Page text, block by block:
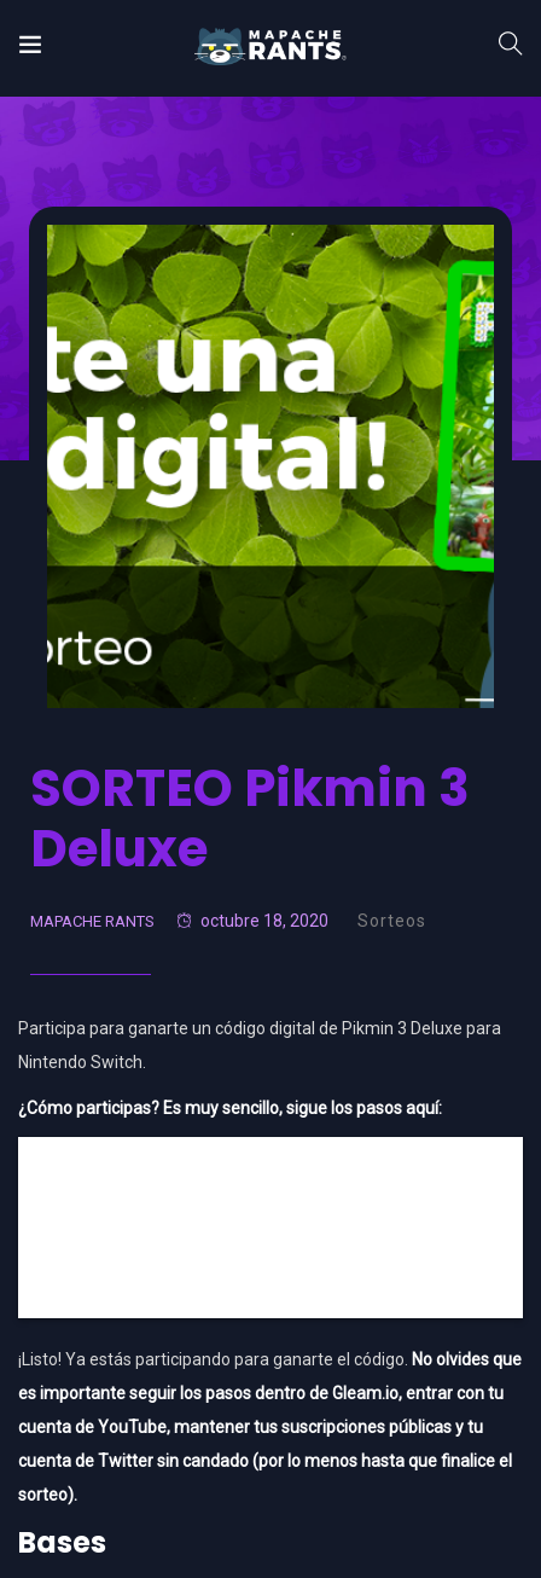
SORTEO Pikmin 3
Deluxe
MAPACHE RANTS octubre 18, 2020 Sorteos
Participa para ganarte un código digital de Pikmin 3 Deluxe para
Nintendo Switch.
¿Cómo participas? Es muy sencillo, sigue los pasos aquí:
¡Listo! Ya estás participando para ganarte el código. No olvides que
es importante seguir los pasos dentro de Gleam.io, entrar con tu
cuenta de YouTube, mantener tus suscripciones públicas y tu
cuenta de Twitter sin candado (por lo menos hasta que finalice el
sorteo).
Bases